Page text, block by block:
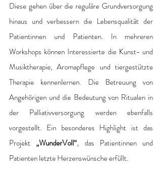
Diese gehen über die reguläre Grundversorgung
hinaus und verbessern die Lebensqualität der
Patientinnen und Patienten. In mehreren
Workshops können Interessierte die Kunst- und
Musiktherapie, Aromapflege und tiergestützte
Therapie kennenlernen. Die Betreuung von
Angehörigen und die Bedeutung von Ritualen in
der Palliativversorgung werden ebenfalls
vorgestellt. Ein besonderes Highlight ist das
Projekt „WunderVoll“, das Patientinnen und
Patienten letzte Herzenswünsche erfüllt.